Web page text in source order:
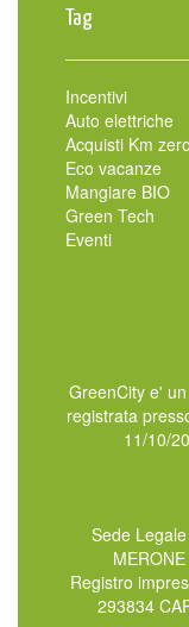
Tag
Incentivi
Auto elettriche
Acquisti Km zero
Eco vacanze
Mangiare BIO
Green Tech
Eventi
GreenCity e'
registrata
11/10/
Sede
Registro
293834